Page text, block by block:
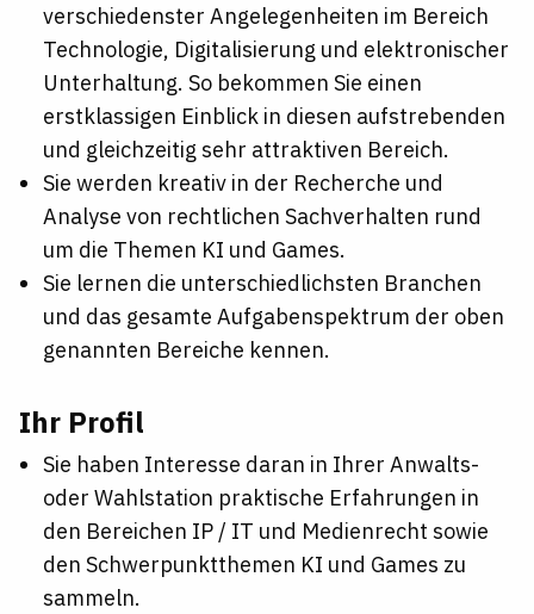
verschiedenster Angelegenheiten im Bereich
Technologie, Digitalisierung und elektronischer
Unterhaltung. So bekommen Sie einen
erstklassigen Einblick in diesen aufstrebenden
und gleichzeitig sehr attraktiven Bereich.
Sie werden kreativ in der Recherche und
Analyse von rechtlichen Sachverhalten rund
um die Themen KI und Games.
Sie lernen die unterschiedlichsten Branchen
und das gesamte Aufgabenspektrum der oben
genannten Bereiche kennen.
Ihr Profil
Sie haben Interesse daran in Ihrer Anwalts-
oder Wahlstation praktische Erfahrungen in
den Bereichen IP / IT und Medienrecht sowie
den Schwerpunktthemen KI und Games zu
sammeln.